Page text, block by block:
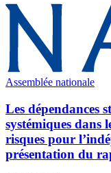
Assemblée nationale
Les dépendances
systémiques dans
risques pour
présentation du